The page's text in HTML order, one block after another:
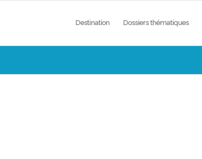
Destination Dossiers thématiques